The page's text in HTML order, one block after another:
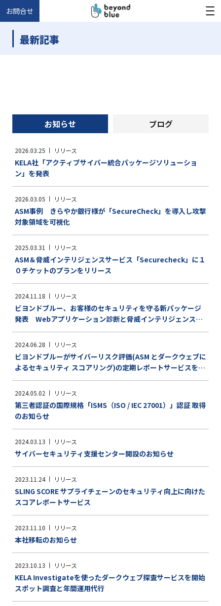
お問合せ
最新記事
お知らせ ブログ
2026.03.25 リリース
KELA社「アクティブサイバー統合パッケージソリューショ
ン」を発表
2026.03.05 リリース
ASM事例 きらやか銀行様が「SecureCheck」を導入し攻撃
対象領域を可視化
2025.03.31 リリース
ASM＆脅威インテリジェンスサービス「Securecheck」に１
０チケットのプランをリリース
2024.11.18 リリース
ビヨンドブルー、お客様のセキュリティを守る新パッケージ
発表 Webアプリケーション診断と脅威インテリジェンス探
査
2024.06.28 リリース
ビヨンドブルーがサイバーリスク評価(ASM とダークウェブに
よるセキュリティ スコアリング)の定期レポートサービスを開
始
2024.05.02 リリース
第三者認証の国際規格「ISMS（ISO / IEC 27001）」認証 取得
のお知らせ
2024.03.13 リリース
サイバーセキュリティ支援センター開設のお知らせ
2023.11.24 リリース
SLING SCORE サプライチェーンのセキュリティ向上に向けた
スコアレポートサービス
2023.11.10 リリース
本社移転のお知らせ
2023.10.13 リリース
KELA Investigateを使ったダークウェブ探査サービスを開始
スポット調査と年間運用代行